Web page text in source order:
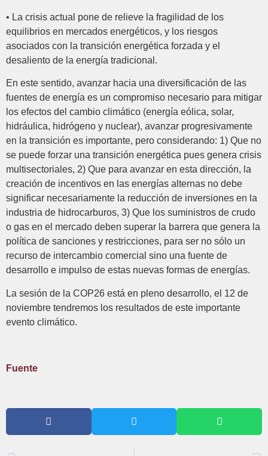
• La crisis actual pone de relieve la fragilidad de los
equilibrios en mercados energéticos, y los riesgos
asociados con la transición energética forzada y el
desaliento de la energía tradicional.
En este sentido, avanzar hacia una diversificación de las
fuentes de energía es un compromiso necesario para mitigar
los efectos del cambio climático (energía eólica, solar,
hidráulica, hidrógeno y nuclear), avanzar progresivamente
en la transición es importante, pero considerando: 1) Que no
se puede forzar una transición energética pues genera crisis
multisectoriales, 2) Que para avanzar en esta dirección, la
creación de incentivos en las energías alternas no debe
significar necesariamente la reducción de inversiones en la
industria de hidrocarburos, 3) Que los suministros de crudo
o gas en el mercado deben superar la barrera que genera la
política de sanciones y restricciones, para ser no sólo un
recurso de intercambio comercial sino una fuente de
desarrollo e impulso de estas nuevas formas de energías.
La sesión de la COP26 está en pleno desarrollo, el 12 de
noviembre tendremos los resultados de este importante
evento climático.
Fuente